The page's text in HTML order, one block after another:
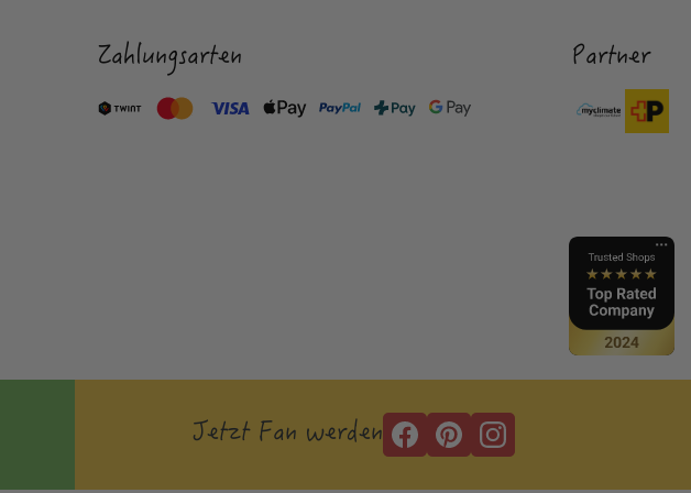
Zahlungsarten Partner
Jetzt Fan werden